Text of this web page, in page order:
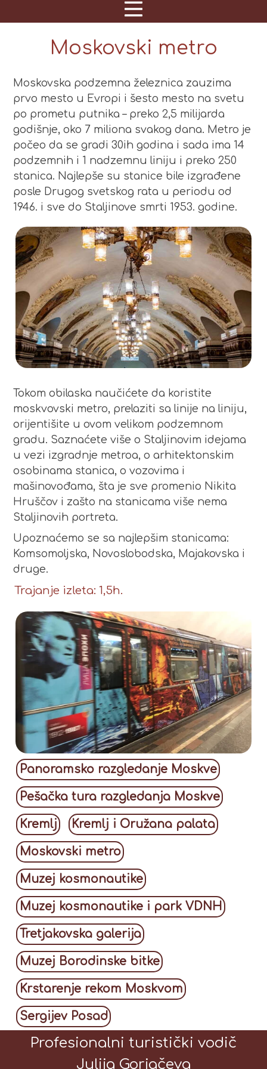
Moskovski metro
Moskovska podzemna železnica zauzima
prvo mesto u Evropi i šesto mesto na svetu
po prometu putnika – preko 2,5 milijarda
godišnje, oko 7 miliona svakog dana. Metro je
počeo da se gradi 30ih godina i sada ima 14
podzemnih i 1 nadzemnu liniju i preko 250
stanica. Najlepše su stanice bile izgrađene
posle Drugog svetskog rata u periodu od
1946. i sve do Staljinove smrti 1953. godine.
Tokom obilaska naučićete da koristite
moskvovski metro, prelaziti sa linije na liniju,
orijentišite u ovom velikom podzemnom
gradu. Saznaćete više o Staljinovim idejama
u vezi izgradnje metroa, o arhitektonskim
osobinama stanica, o vozovima i
mašinovođama, šta je sve promenio Nikita
Hruščov i zašto na stanicama više nema
Staljinovih portreta.
Upoznaćemo se sa najlepšim stanicama:
Komsomoljska, Novoslobodska, Majakovska i
druge.
Trajanje izleta: 1,5h.
Panoramsko razgledanje Moskve
Pešačka tura razgledanja Moskve
Kremlj Kremlj i Oružana palata
Moskovski metro
Muzej kosmonautike
Muzej kosmonautike i park VDNH
Tretjakovska galerija
Muzej Borodinske bitke
Krstarenje rekom Moskvom
Sergijev Posad
Profesionalni turistički vodič
Julija Gorjačeva